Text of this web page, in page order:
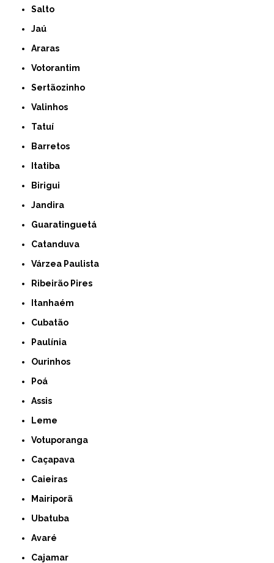
Salto
Jaú
Araras
Votorantim
Sertãozinho
Valinhos
Tatuí
Barretos
Itatiba
Birigui
Jandira
Guaratinguetá
Catanduva
Várzea Paulista
Ribeirão Pires
Itanhaém
Cubatão
Paulínia
Ourinhos
Poá
Assis
Leme
Votuporanga
Caçapava
Caieiras
Mairiporã
Ubatuba
Avaré
Cajamar